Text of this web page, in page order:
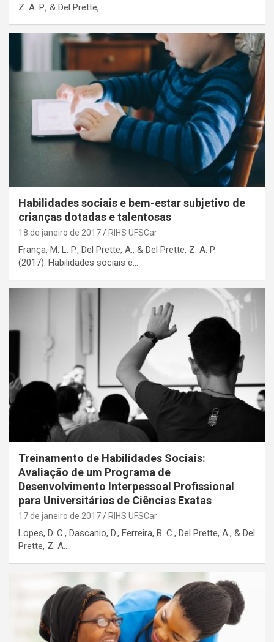
Z. A. P., & Del Prette,…
Habilidades sociais e bem-estar subjetivo de
crianças dotadas e talentosas
18 de janeiro de 2017 RIHS UFSCar
França, M. L. P., Del Prette, A., & Del Prette, Z. A. P.
(2017). Habilidades sociais e…
Treinamento de Habilidades Sociais:
Avaliação de um Programa de
Desenvolvimento Interpessoal Profissional
para Universitários de Ciências Exatas
17 de janeiro de 2017 RIHS UFSCar
Lopes, D. C., Dascanio, D., Ferreira, B. C., Del Prette, A., & Del
Prette, Z. A.…